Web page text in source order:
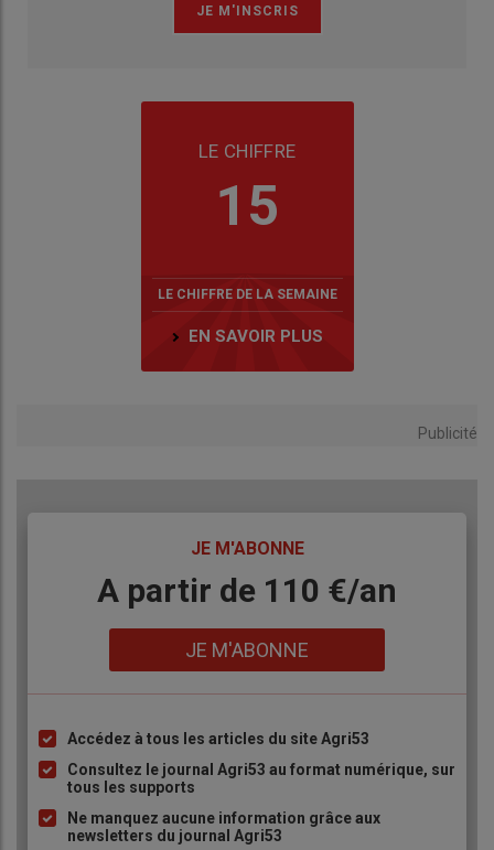
LE CHIFFRE
15
LE CHIFFRE DE LA SEMAINE
EN SAVOIR PLUS
Publicité
JE M'ABONNE
BodyA partir de 110 €/an
JE M'ABONNE
Liste
à
puce
Accédez à tous les articles du site Agri53
Consultez le journal Agri53 au format numérique, sur
tous les supports
Ne manquez aucune information grâce aux
newsletters du journal Agri53